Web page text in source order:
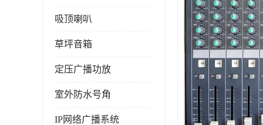
吸顶喇叭
草坪音箱
定压广播功放
室外防水号角
IP网络广播系统